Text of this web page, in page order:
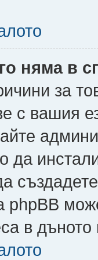
няма в
за
с вашия
да
phpBB
в дъното